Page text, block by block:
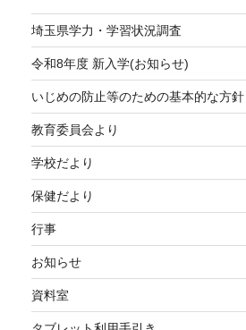
埼玉県学力・学習状況調査
令和8年度 新入学(お知らせ)
いじめの防止等のための基本的な方針
教育委員会より
学校だより
保健だより
行事
お知らせ
資料室